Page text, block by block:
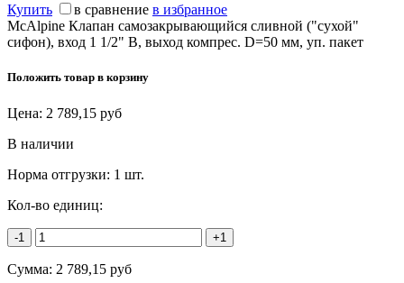
Купить в сравнение в избранное
McAlpine Клапан самозакрывающийся сливной ("сухой"
сифон), вход 1 1/2" В, выход компрес. D=50 мм, уп. пакет
Положить товар в корзину
Цена: 2 789,15 руб
В наличии
Норма отгрузки: 1 шт.
Кол-во единиц:
-1 +1
Сумма: 2 789,15 руб